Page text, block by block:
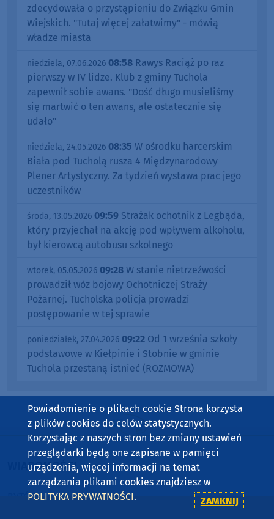
zdecydowała o przystąpieniu do Związku Gmin
Wiejskich. "Tutaj więcej załatwimy" - mówią
władze miasta
niedziela, 07.06.2026 08:58 Rawys Raciąż po raz
pierwszy w IV lidze. Klub z gminy Tuchola
zapewnił sobie awans. "Dość długo musieliśmy
się martwić o ten awans, ale ostatecznie się
udało"
niedziela, 24.05.2026 08:35 W ośrodku harcerskim
Biała pod Tucholą rusza 4 Międzynarodowy
Plener Artystyczny. Za tydzień wystawa prac jego
uczestników
środa, 13.05.2026 09:59 Strażak ochotnik z Legbąda,
który przyjechał na akcję pod wpływem alkoholu,
był kierowcą autobusu szkolnego
wtorek, 05.05.2026 09:28 W stanie nietrzeźwości
prowadził wóz bojowy Ochotniczej Straży
Pożarnej. Tucholska policja prowadzi
postępowanie w tej sprawie
poniedziałek, 27.04.2026 09:22 Od 1 września szkoły
podstawowe w Kiełpinie i Stobnie w gminie
Tuchola przestaną istnieć (ROZMOWA)
WIADOMOŚCI
BYTÓW
Powiadomienie o plikach cookie Strona korzysta
z plików cookies do celów statystycznych.
Korzystając z naszych stron bez zmiany ustawień
przeglądarki będą one zapisane w pamięci
urządzenia, więcej informacji na temat
zarządzania plikami cookies znajdziesz w
POLITYKA PRYWATNOŚCI. ZAMKNIJ